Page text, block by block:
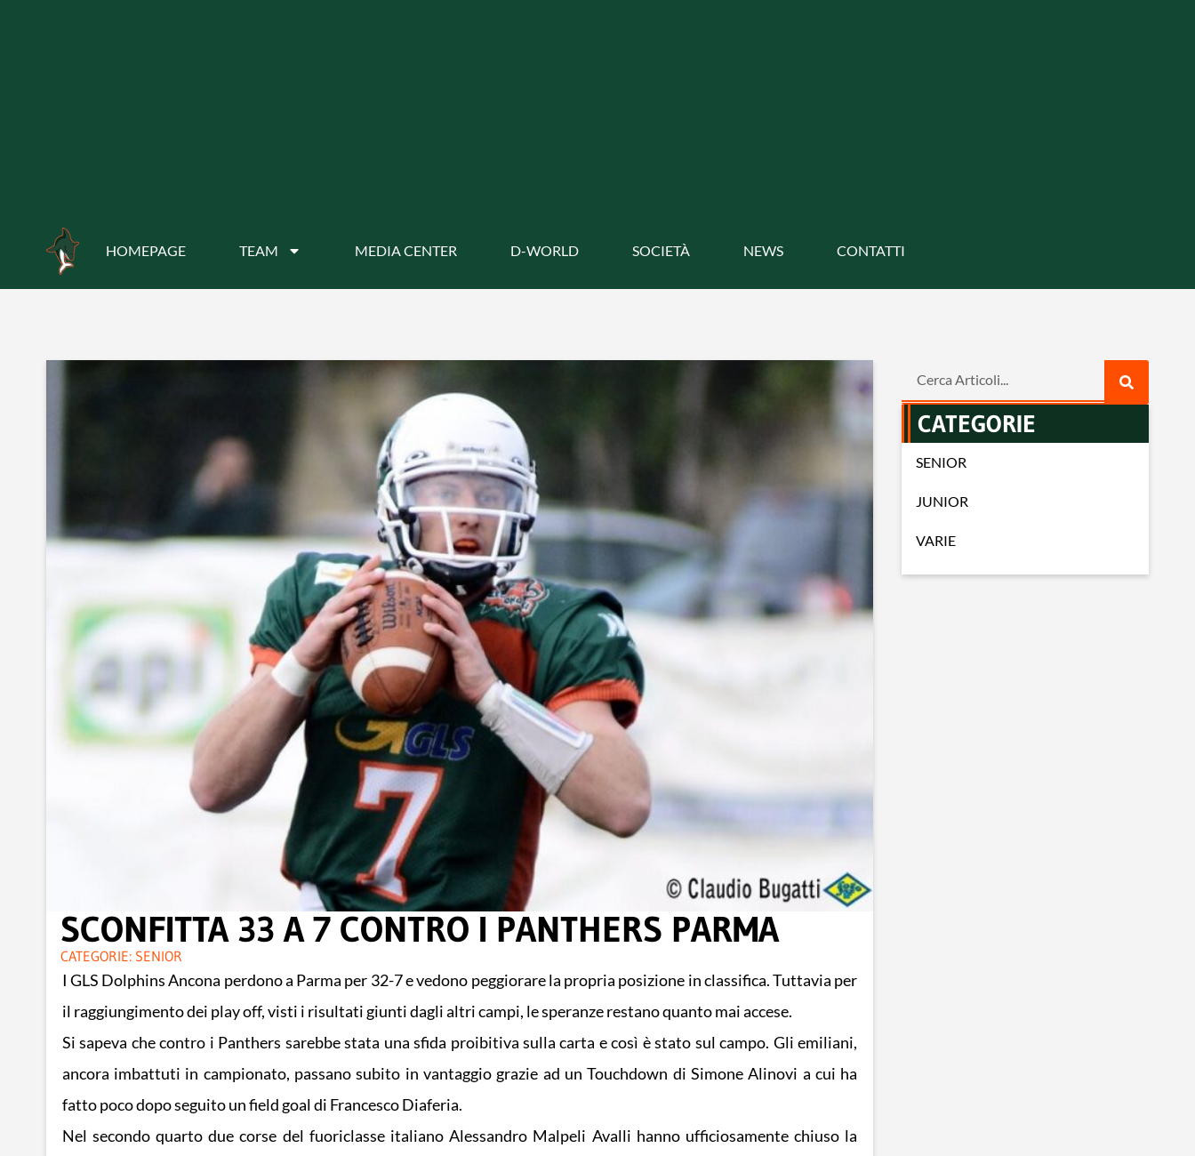
HOMEPAGE TEAM MEDIA CENTER D-WORLD SOCIETÀ NEWS CONTATTI
SCONFITTA 33 A 7 CONTRO I PANTHERS PARMA
CATEGORIE: SENIOR
I GLS Dolphins Ancona perdono a Parma per 32-7 e vedono peggiorare la propria posizione in classifica. Tuttavia per
il raggiungimento dei play off, visti i risultati giunti dagli altri campi, le speranze restano quanto mai accese.
Si sapeva che contro i Panthers sarebbe stata una sfida proibitiva sulla carta e così è stato sul campo. Gli emiliani,
ancora imbattuti in campionato, passano subito in vantaggio grazie ad un Touchdown di Simone Alinovi a cui ha
fatto poco dopo seguito un field goal di Francesco Diaferia.
Nel secondo quarto due corse del fuoriclasse italiano Alessandro Malpeli Avalli hanno ufficiosamente chiuso la
CATEGORIE
SENIOR
JUNIOR
VARIE